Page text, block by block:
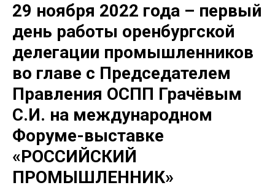
29 ноября 2022 года – первый
день работы оренбургской
делегации промышленников
во главе с Председателем
Правления ОСПП Грачёвым
С.И. на международном
Форуме-выставке
«РОССИЙСКИЙ
ПРОМЫШЛЕННИК»